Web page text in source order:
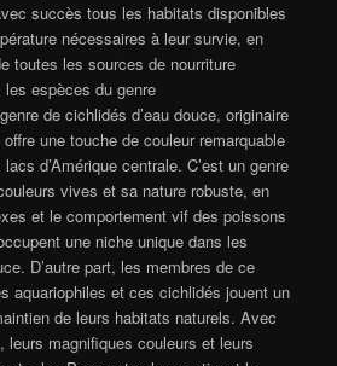
succès tous les habitats disponibles
nécessaires à leur survie, en
toutes les sources de nourriture
espèces du genre
de cichlidés d’eau douce, originaire
offre une touche de couleur remarquable
d’Amérique centrale. C’est un genre
vives et sa nature robuste, en
et le comportement vif des poissons
une niche unique dans les
D’autre part, les membres de ce
aquariophiles et ces cichlidés jouent un
de leurs habitats naturels. Avec
leurs magnifiques couleurs et leurs